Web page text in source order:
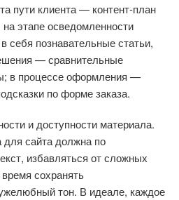
пути клиента — контент-план
этапе осведомленности
себя познавательные статьи,
— сравнительные
в процессе оформления —
по форме заказа.
и доступности материала.
для сайта должна по
избавляться от сложных
сохранять
тон. В идеале, каждое